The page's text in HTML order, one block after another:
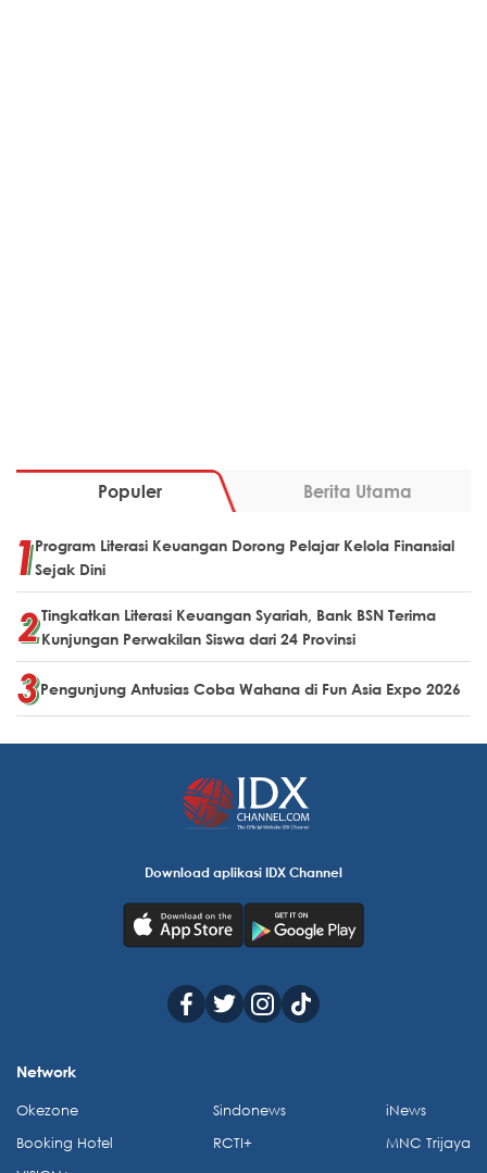
Populer Berita Utama
Program Literasi Keuangan Dorong Pelajar Kelola Finansial
Sejak Dini
Tingkatkan Literasi Keuangan Syariah, Bank BSN Terima
Kunjungan Perwakilan Siswa dari 24 Provinsi
Pengunjung Antusias Coba Wahana di Fun Asia Expo 2026
Download aplikasi IDX Channel
Network
Okezone
Booking Hotel
Sindonews
RCTI+
iNews
MNC Trijaya